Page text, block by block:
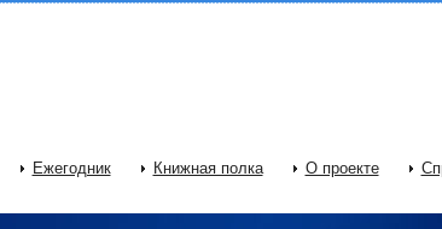
Ежегодник Книжная полка О проекте